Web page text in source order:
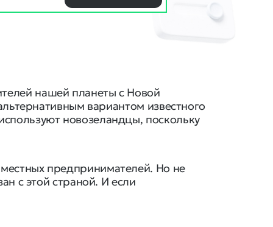
нашей планеты с Новой
вариантом известного
новозеландцы, поскольку
предпринимателей. Но не
с этой страной. И если